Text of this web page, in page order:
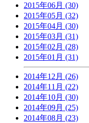
2015年06月 (30)
2015年05月 (32)
2015年04月 (30)
2015年03月 (31)
2015年02月 (28)
2015年01月 (31)
2014年12月 (26)
2014年11月 (22)
2014年10月 (30)
2014年09月 (25)
2014年08月 (23)